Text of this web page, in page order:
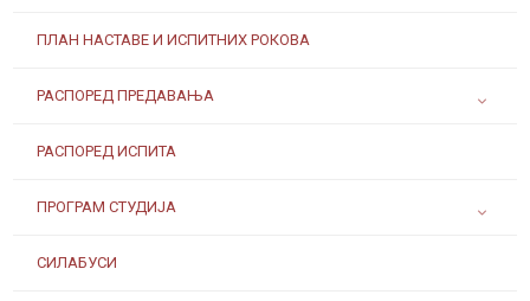
ПЛАН НАСТАВЕ И ИСПИТНИХ РОКОВА
РАСПОРЕД ПРЕДАВАЊА
РАСПОРЕД ИСПИТА
ПРОГРАМ СТУДИЈА
СИЛАБУСИ